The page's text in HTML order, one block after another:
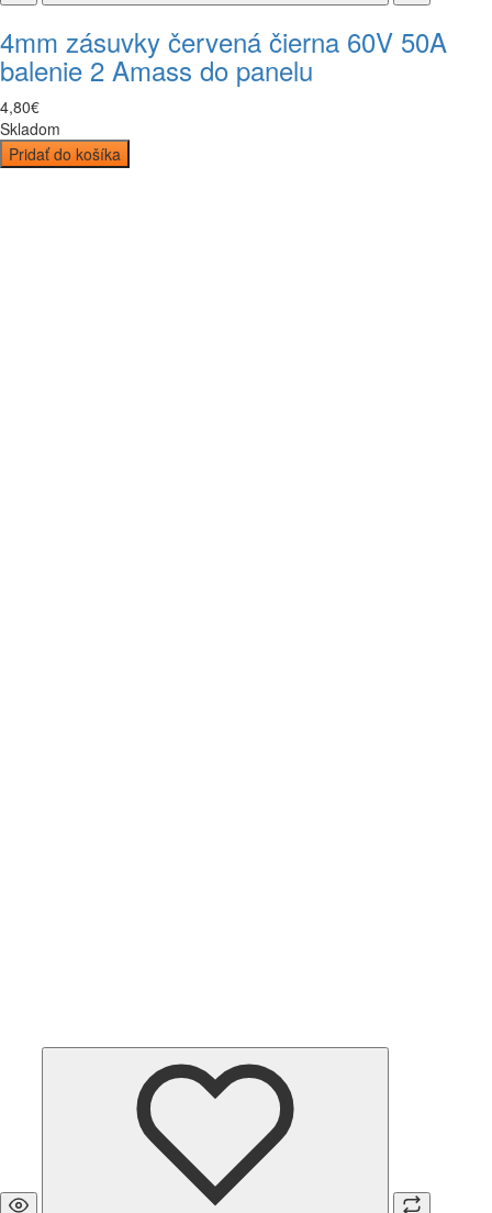
4mm zásuvky červená čierna 60V 50A
balenie 2 Amass do panelu
4,80€
Skladom
Pridať do košíka